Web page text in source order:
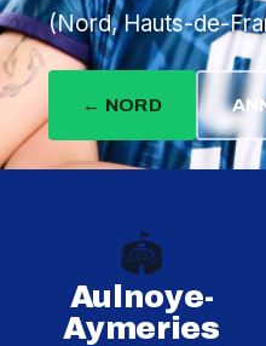
(Nord, Hauts-de-
← NORD
🏟️
Aulnoye-
Aymeries